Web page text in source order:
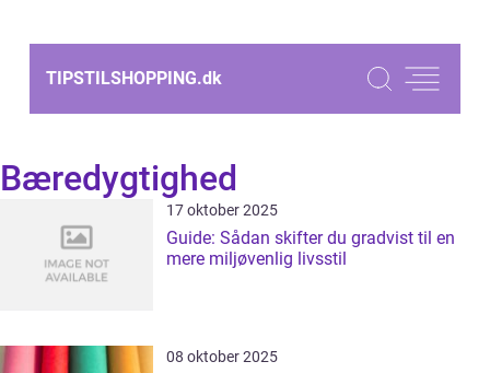
TIPSTILSHOPPING.dk
Bæredygtighed
17 oktober 2025
Guide: Sådan skifter du gradvist til en
mere miljøvenlig livsstil
08 oktober 2025